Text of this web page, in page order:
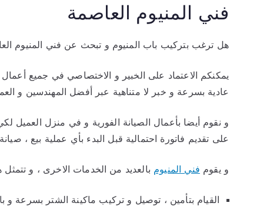
فني المنيوم العاصمة
هل ترغب بتركيب باب المنيوم و تبحث عن فني المنيوم
يمكنكم الاعتماد على الخبير و الاختصاصي في جميع
عادية بسرعة و خبر لا متناهية عبر أفضل المهندسين و
و نقوم أيضا بأعمال الصيانة الفورية و في منزل العميل
على تقديم فاتورة احتمالية قبل البدء بأي عملية بيع ،
و يقوم فني المنيوم بالعديد من الخدمات الاخرى ، و
القيام بتأمين ، توصيل و تركيب ماكينة الشتر بسرعة و